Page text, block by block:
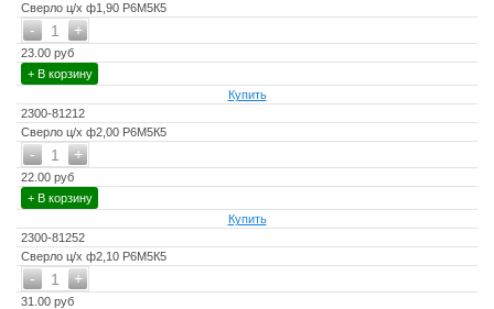
Сверло ц/х ф1,90 Р6М5К5
+
- 1
23.00 руб
+ В корзину
Купить
2300-81212
Сверло ц/х ф2,00 Р6М5К5
+
- 1
22.00 руб
+ В корзину
Купить
2300-81252
Сверло ц/х ф2,10 Р6М5К5
+
- 1
31.00 руб